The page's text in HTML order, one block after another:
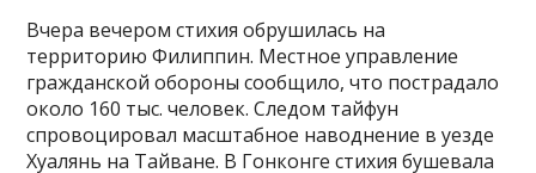
Вчера вечером стихия обрушилась на
территорию Филиппин. Местное управление
гражданской обороны сообщило, что пострадало
около 160 тыс. человек. Следом тайфун
спровоцировал масштабное наводнение в уезде
Хуалянь на Тайване. В Гонконге стихия бушевала